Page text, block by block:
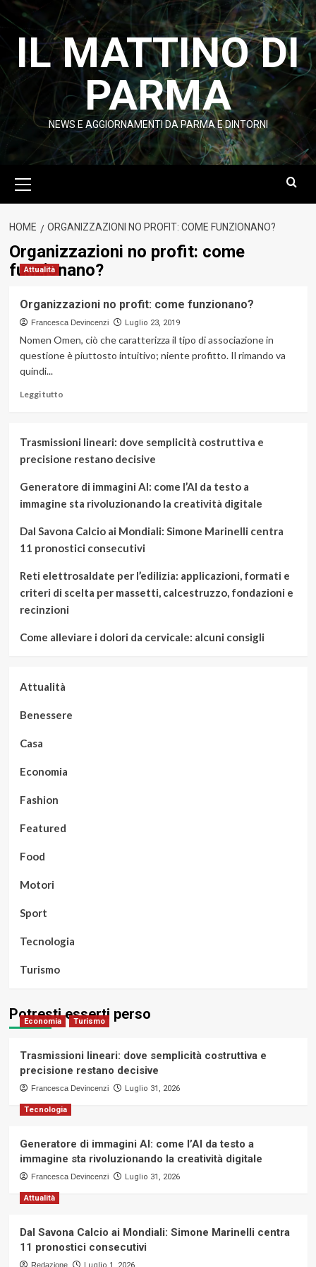
contenuto
IL MATTINO DI
PARMA
NEWS E AGGIORNAMENTI DA PARMA E DINTORNI
principale
HOME ORGANIZZAZIONI NO PROFIT: COME FUNZIONANO?
Organizzazioni no profit: come
funzionano?
Attualità
Organizzazioni no profit: come funzionano?
Francesca Devincenzi Luglio 23, 2019
Nomen Omen, ciò che caratterizza il tipo di associazione in
questione è piuttosto intuitivo; niente profitto. Il rimando va
quindi...
Leggi tuttoLeggi
Organizzazioni
no
come
funzionano?
Trasmissioni lineari: dove semplicità costruttiva e
precisione restano decisive
Generatore di immagini AI: come l’AI da testo a
immagine sta rivoluzionando la creatività digitale
Dal Savona Calcio ai Mondiali: Simone Marinelli centra
11 pronostici consecutivi
Reti elettrosaldate per l’edilizia: applicazioni, formati e
criteri di scelta per massetti, calcestruzzo, fondazioni e
recinzioni
Come alleviare i dolori da cervicale: alcuni consigli
Attualità
Benessere
Casa
Economia
Fashion
Featured
Food
Motori
Sport
Tecnologia
Turismo
Potresti esserti perso
Economia Turismo
Trasmissioni lineari: dove semplicità costruttiva e
precisione restano decisive
Francesca Devincenzi Luglio 31, 2026
Tecnologia
Generatore di immagini AI: come l’AI da testo a
immagine sta rivoluzionando la creatività digitale
Francesca Devincenzi Luglio 31, 2026
Attualità
Dal Savona Calcio ai Mondiali: Simone Marinelli centra
11 pronostici consecutivi
Redazione